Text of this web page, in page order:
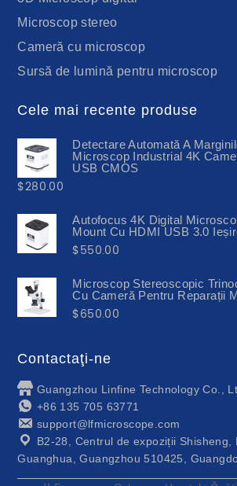
Microscop stereo
Cameră cu microscop
Sursă de lumină pentru microscop
Cele mai recente produse
Detectare Automată A
Microscop Industrial 4K
USB CMOS
$280.00
Autofocus 4K Digital
Mount Cu HDMI USB 3.0
$550.00
Microscop Stereoscopic
Cu Cameră Pentru Reparații
$650.00
Contactaţi-ne
Guangzhou Linfine Technology Co.,
+86 135 705 63771
support@lfmicroscope.com
B2-28, Centrul de expoziții Shisheng,
Guanghua, Guangzhou 510425,